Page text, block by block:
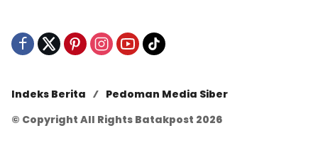
Indeks Berita
Pedoman Media Siber
© Copyright All Rights Batakpost 2026